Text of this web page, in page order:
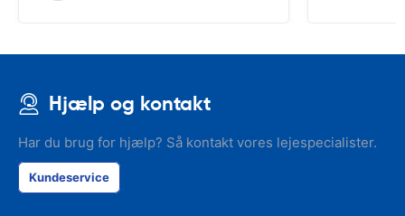
Hjælp og kontakt
Har du brug for hjælp? Så kontakt vores lejespecialister.
Kundeservice